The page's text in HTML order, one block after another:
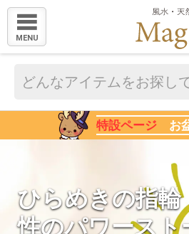
MENU
特設ページ お
ひらめきの指
性のパワース